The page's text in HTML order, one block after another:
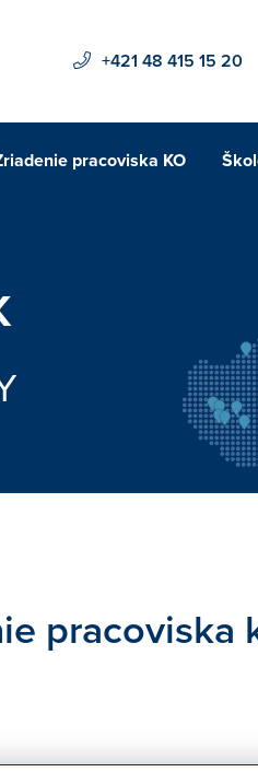
+421 48 415 15 20
pracoviska KO
pracoviska